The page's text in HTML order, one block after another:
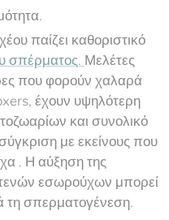
παίζει καθοριστικό
σπέρματος. Μελέτες
που φορούν χαλαρά
έχουν υψηλότερη
και συνολικό
με εκείνους που
. Η αύξηση της
εσωρούχων μπορεί
τη σπερματογένεση.